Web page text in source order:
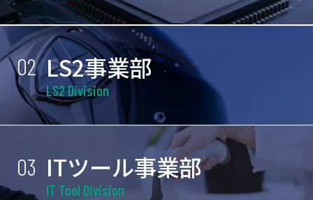
02 LS2事業部
LS2 Division
03 ITツール事業部
IT Tool Division